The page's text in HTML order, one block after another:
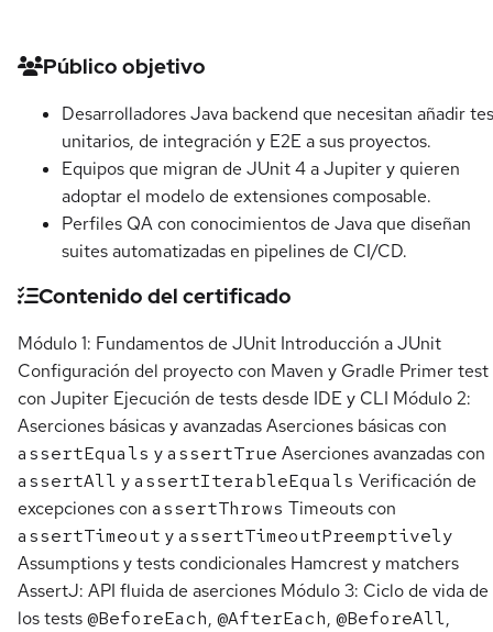
Detalles del curso
Público objetivo
Desarrolladores Java backend que necesitan añadir
unitarios, de integración y E2E a sus proyectos.
Equipos que migran de JUnit 4 a Jupiter y quieren
adoptar el modelo de extensiones composable.
Perfiles QA con conocimientos de Java que diseñan
suites automatizadas en pipelines de CI/CD.
Contenido del certificado
Módulo 1: Fundamentos de JUnit Introducción a JUnit
Configuración del proyecto con Maven y Gradle Primer test
con Jupiter Ejecución de tests desde IDE y CLI Módulo 2:
Aserciones básicas y avanzadas Aserciones básicas con
assertEquals yassertTrue Aserciones avanzadas con
assertAll yassertIterableEquals Verificación de
excepciones con assertThrows Timeouts con
assertTimeout yassertTimeoutPreemptively
Assumptions y tests condicionales Hamcrest y matchers
AssertJ: API fluida de aserciones Módulo 3: Ciclo de vida de
los tests@BeforeEach, @AfterEach, @BeforeAll,